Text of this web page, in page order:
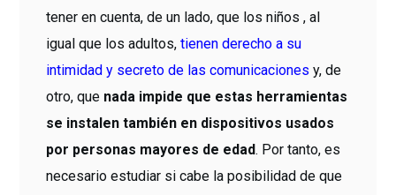
tener en cuenta, de un lado, que los niños , al
igual que los adultos,tienen derecho a su
intimidad y secreto de las comunicaciones y, de
otro, que nada impide que estas herramientas
se instalen también en dispositivos usados
por personas mayores de edad. Por tanto, es
necesario estudiar si cabe la posibilidad de que